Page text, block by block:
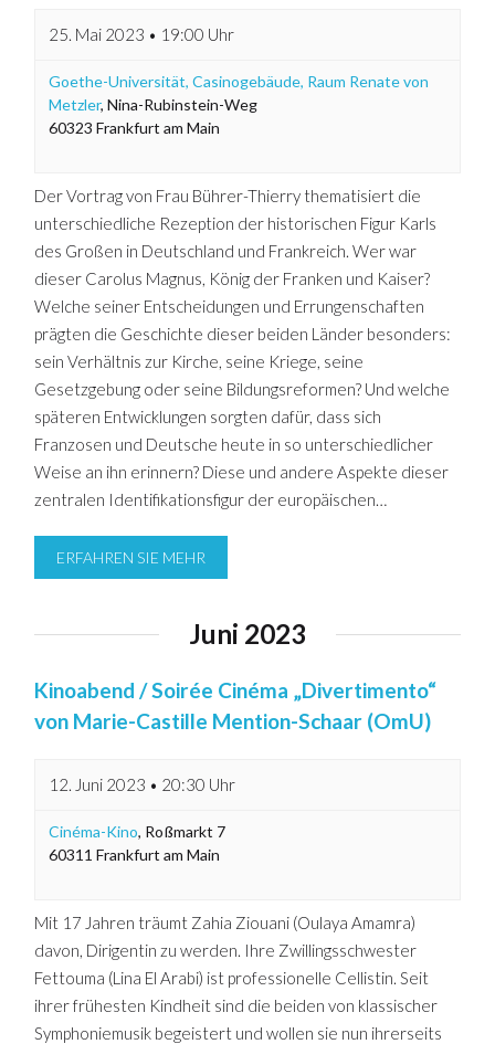
25. Mai 2023 • 19:00 Uhr
Goethe-Universität, Casinogebäude, Raum Renate von
Metzler,Nina-Rubinstein-Weg
60323 Frankfurt am Main
Der Vortrag von Frau Bührer-Thierry thematisiert die
unterschiedliche Rezeption der historischen Figur Karls
des Großen in Deutschland und Frankreich. Wer war
dieser Carolus Magnus, König der Franken und Kaiser?
Welche seiner Entscheidungen und Errungenschaften
prägten die Geschichte dieser beiden Länder besonders:
sein Verhältnis zur Kirche, seine Kriege, seine
Gesetzgebung oder seine Bildungsreformen? Und welche
späteren Entwicklungen sorgten dafür, dass sich
Franzosen und Deutsche heute in so unterschiedlicher
Weise an ihn erinnern? Diese und andere Aspekte dieser
zentralen Identifikationsfigur der europäischen…
ERFAHREN SIE MEHR
Juni 2023
Kinoabend / Soirée Cinéma „Divertimento“
von Marie-Castille Mention-Schaar (OmU)
12. Juni 2023 • 20:30 Uhr
Cinéma-Kino, Roßmarkt 7
60311 Frankfurt am Main
Mit 17 Jahren träumt Zahia Ziouani (Oulaya Amamra)
davon, Dirigentin zu werden. Ihre Zwillingsschwester
Fettouma (Lina El Arabi) ist professionelle Cellistin. Seit
ihrer frühesten Kindheit sind die beiden von klassischer
Symphoniemusik begeistert und wollen sie nun ihrerseits